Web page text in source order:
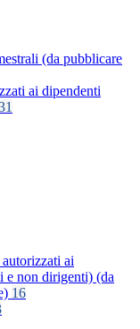
(da pubblicare
ai dipendenti
ai
e non dirigenti) (da
16